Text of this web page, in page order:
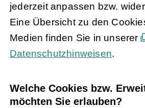
jederzeit anpassen bzw.
Eine Übersicht zu den
Medien finden Sie in unserer
Datenschutzhinweisen.
Welche Cookies bzw.
möchten Sie erlauben?